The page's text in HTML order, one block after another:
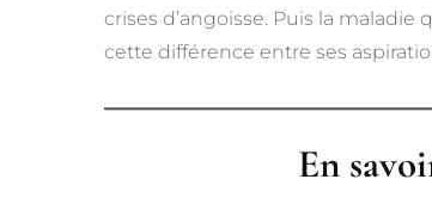
crises d’angoisse. Puis la
cette différence entre ses
En